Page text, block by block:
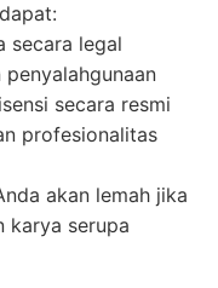
secara legal
secara resmi
profesionalitas
akan lemah jika
karya serupa